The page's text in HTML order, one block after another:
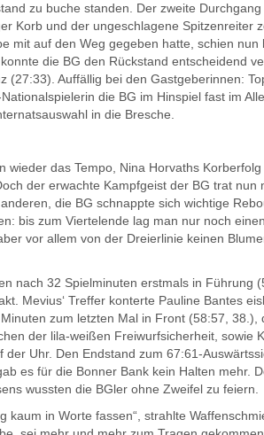
zu buche standen. Der zweite
Korb und der ungeschlagene Spitzenreiter
mit auf den Weg gegeben hatte, schien
die BG den Rückstand entscheidend
(27:33). Auffällig bei den Gastgeberinnen:
die BG im Hinspiel fast im
in die Bresche.
das Tempo, Nina Horvaths
der erwachte Kampfgeist der BG trat nun
die BG schnappte sich wichtige
bis zum Viertelende lag man nur noch
vor allem von der Dreierlinie keinen
nach 32 Spielminuten erstmals in Führung
Mevius‘ Treffer konterte Pauline Bantes
zum letzten Mal in Front (58:57,
der lila-weißen Freiwurfsicherheit, sowie
Uhr. Den Endstand zum 67:61-
es für die Bonner Bank kein Halten mehr.
wussten die BGler ohne Zweifel zu feiern.
kaum in Worte fassen“, strahlte